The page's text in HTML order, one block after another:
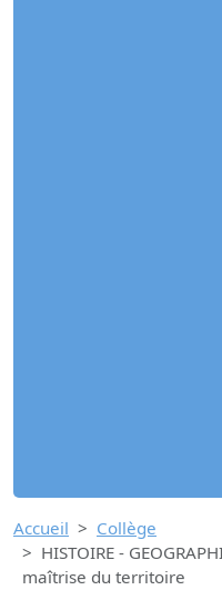
Accueil
Collège
HISTOIRE -
maîtrise du territoire